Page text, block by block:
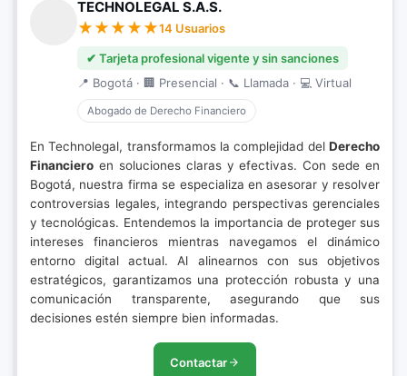
TECHNOLEGAL S.A.S.
14 Usuarios
✔ Tarjeta profesional vigente y sin sanciones
📍 Bogotá · 🏢 Presencial · 📞 Llamada · 💻 Virtual
Abogado de Derecho Financiero
En Technolegal, transformamos la complejidad del Derecho
Financiero en soluciones claras y efectivas. Con sede en
Bogotá, nuestra firma se especializa en asesorar y resolver
controversias legales, integrando perspectivas gerenciales
y tecnológicas. Entendemos la importancia de proteger sus
intereses financieros mientras navegamos el dinámico
entorno digital actual. Al alinearnos con sus objetivos
estratégicos, garantizamos una protección robusta y una
comunicación transparente, asegurando que sus
decisiones estén siempre bien informadas.
Contactar